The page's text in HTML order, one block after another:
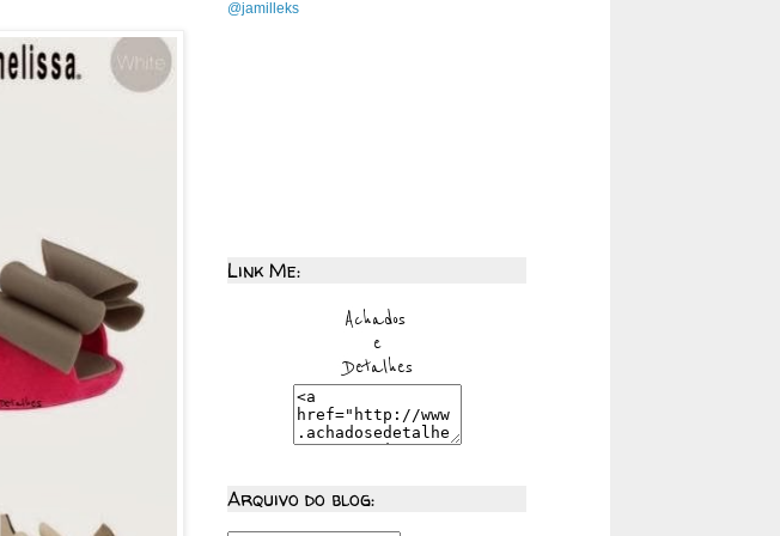
@jamilleks
Link Me:
Arquivo do blog: